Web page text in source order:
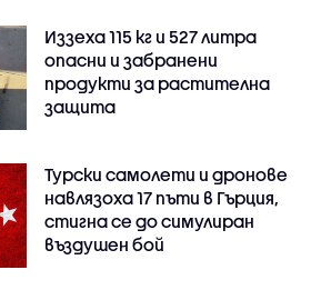
Иззеха 115 кг и 527 литра
опасни и забранени
продукти за растителна
защита
Турски самолети и дронове
навлязоха 17 пъти в Гърция,
стигна се до симулиран
въздушен бой